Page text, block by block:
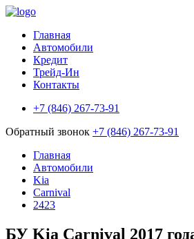
Главная
Автомобили
Кредит
Трейд-Ин
Контакты
+7 (846) 267-73-91
Обратный звонок +7 (846) 267-73-91
Главная
Автомобили
Kia
Carnival
2423
БУ Kia Carnival 2017